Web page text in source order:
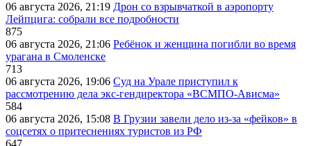
06 августа 2026, 21:19 Дрон со взрывчаткой в аэропорту
Лейпцига: собрали все подробности
875
06 августа 2026, 21:06 Ребёнок и женщина погибли во время
урагана в Смоленске
713
06 августа 2026, 19:06 Суд на Урале приступил к
рассмотрению дела экс-гендиректора «ВСМПО-Ависма»
584
06 августа 2026, 15:08 В Грузии завели дело из-за «фейков» в
соцсетях о притеснениях туристов из РФ
647